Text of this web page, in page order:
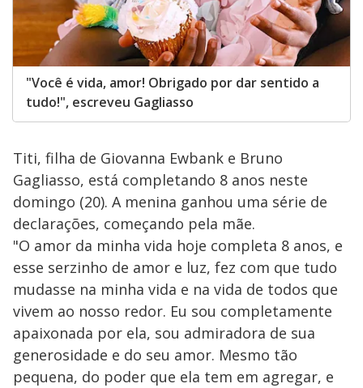
"Você é vida, amor! Obrigado por dar sentido a
tudo!", escreveu Gagliasso
Titi, filha de Giovanna Ewbank e Bruno
Gagliasso, está completando 8 anos neste
domingo (20). A menina ganhou uma série de
declarações, começando pela mãe.
"O amor da minha vida hoje completa 8 anos, e
esse serzinho de amor e luz, fez com que tudo
mudasse na minha vida e na vida de todos que
vivem ao nosso redor. Eu sou completamente
apaixonada por ela, sou admiradora de sua
generosidade e do seu amor. Mesmo tão
pequena, do poder que ela tem em agregar, e